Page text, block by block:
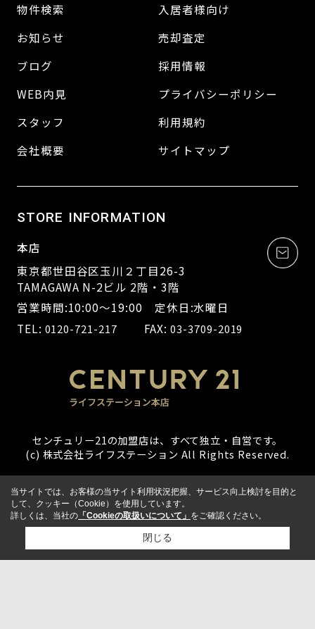
物件検索
お知らせ
ブログ
WEB内見
スタッフ
会社概要
入居者様向け
売却査定
採用情報
プライバシーポリシー
利用規約
サイトマップ
STORE INFORMATION
本店
東京都世田谷区玉川２丁目26-3
TAMAGAWA N-2ビル 2階・3階
営業時間:10:00～19:00 定休日:水曜日
TEL: 0120-721-217 FAX:03-3709-2019
センチュリー21の加盟店は、すべて独立・自営です。
(c) 株式会社ライフステーション All Rights Reserved.
当サイトでは、お客様の当サイト利用状況把握、サービス向上検討を目的と
して、クッキー（Cookie）を使用しています。
詳しくは、当社の 「Cookieの取扱いについて」 をご確認ください。
閉じる